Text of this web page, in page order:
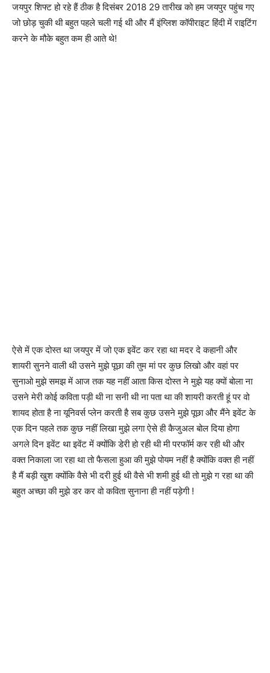
जयपुर शिफ्ट हो रहे हैं ठीक है दिसंबर 2018 29 तारीख को हम जयपुर पहुंच गए
जो छोड़ चुकी थी बहुत पहले चली गई थी और मैं इंग्लिश कॉपीराइट हिंदी में राइटिंग
करने के मौके बहुत कम ही आते थे!
ऐसे में एक दोस्त था जयपुर में जो एक इवेंट कर रहा था मदर दे कहानी और
शायरी सुनने वाली थी उसने मुझे पूछा की तुम मां पर कुछ लिखो और वहां पर
सुनाओ मुझे समझ में आज तक यह नहीं आता किस दोस्त ने मुझे यह क्यों बोला ना
उसने मेरी कोई कविता पड़ी थी ना सनी थी ना पता था की शायरी करती हूं पर वो
शायद होता है ना यूनिवर्स प्लेन करती है सब कुछ उसने मुझे पूछा और मैंने इवेंट के
एक दिन पहले तक कुछ नहीं लिखा मुझे लगा ऐसे ही कैजुअल बोल दिया होगा
अगले दिन इवेंट था इवेंट में क्योंकि डेरी हो रही थी मी परफॉर्म कर रही थी और
वक्त निकाला जा रहा था तो फैसला हुआ की मुझे पोयम नहीं है क्योंकि वक्त ही नहीं
है मैं बड़ी खुश क्योंकि वैसे भी दरी हुई थी वैसे भी शमी हुई थी तो मुझे ग रहा था की
बहुत अच्छा की मुझे डर कर वो कविता सुनाना ही नहीं पड़ेगी !